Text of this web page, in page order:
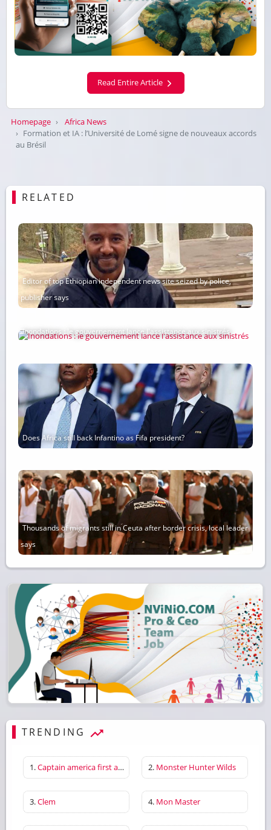
Read Entire Article
Homepage
Africa News
Formation et IA : l’Université de Lomé signe de nouveaux accords
au Brésil
RELATED
Editor of top Ethiopian independent news site seized by police,
publisher says
Inondations : le gouvernement lance l'assistance aux sinistrés
Does Africa still back Infantino as Fifa president?
Thousands of migrants still in Ceuta after border crisis, local leader
says
TRENDING
1.Captain america first avenger 2. Monster Hunter Wilds
3.Clem 4. Mon Master